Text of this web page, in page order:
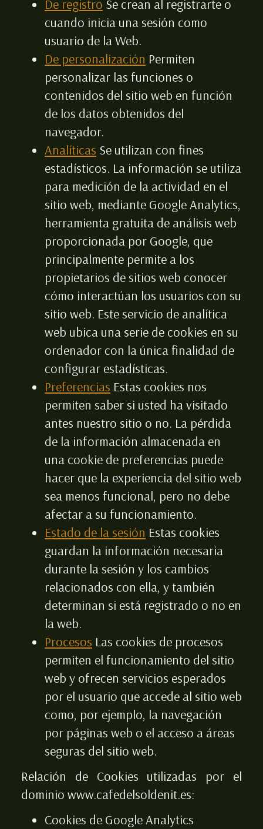
De registro Se crean al registrarte o
cuando inicia una sesión como
usuario de la Web.
De personalización Permiten
personalizar las funciones o
contenidos del sitio web en función
de los datos obtenidos del
navegador.
Analíticas Se utilizan con fines
estadísticos. La información se utiliza
para medición de la actividad en el
sitio web, mediante Google Analytics,
herramienta gratuita de análisis web
proporcionada por Google, que
principalmente permite a los
propietarios de sitios web conocer
cómo interactúan los usuarios con su
sitio web. Este servicio de analítica
web ubica una serie de cookies en su
ordenador con la única finalidad de
configurar estadísticas.
Preferencias Estas cookies nos
permiten saber si usted ha visitado
antes nuestro sitio o no. La pérdida
de la información almacenada en
una cookie de preferencias puede
hacer que la experiencia del sitio web
sea menos funcional, pero no debe
afectar a su funcionamiento.
Estado de la sesión Estas cookies
guardan la información necesaria
durante la sesión y los cambios
relacionados con ella, y también
determinan si está registrado o no en
la web.
Procesos Las cookies de procesos
permiten el funcionamiento del sitio
web y ofrecen servicios esperados
por el usuario que accede al sitio web
como, por ejemplo, la navegación
por páginas web o el acceso a áreas
seguras del sitio web.
Relación de Cookies utilizadas por el
dominio www.cafedelsoldenit.es:
Cookies de Google Analytics